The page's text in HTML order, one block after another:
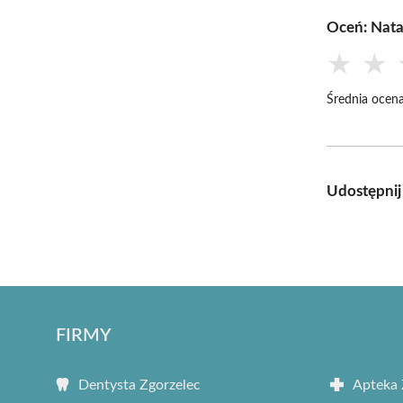
Oceń:
★ ★
Średnia
Udostępnij
FIRMY
Dentysta Zgorzelec Apteka